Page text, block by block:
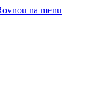
na menu